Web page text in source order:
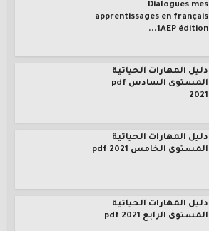
Dialogues mes
apprentissages en français
1AEP édition...
دليل المهارات الحياتية
المستوى السادس pdf
2021
دليل المهارات الحياتية
المستوى الخامس pdf 2021
دليل المهارات الحياتية
المستوى الرابع pdf 2021